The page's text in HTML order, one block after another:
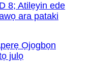
8; Atilẹyin ede
ara pataki
Ọjọgbọn
julọ